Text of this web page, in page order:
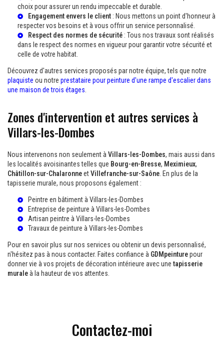
choix pour assurer un rendu impeccable et durable.
Engagement envers le client : Nous mettons un point d'honneur à
respecter vos besoins et à vous offrir un service personnalisé.
Respect des normes de sécurité : Tous nos travaux sont réalisés
dans le respect des normes en vigueur pour garantir votre sécurité et
celle de votre habitat.
Découvrez d'autres services proposés par notre équipe, tels que notre
plaquiste ou notre prestataire pour peinture d'une rampe d'escalier dans
une maison de trois étages.
Zones d'intervention et autres services à
Villars-les-Dombes
Nous intervenons non seulement àVillars-les-Dombes, mais aussi dans
les localités avoisinantes telles que Bourg-en-Bresse, Meximieux,
Châtillon-sur-ChalaronneetVillefranche-sur-Saône. En plus de la
tapisserie murale, nous proposons également :
Peintre en bâtiment à Villars-les-Dombes
Entreprise de peinture à Villars-les-Dombes
Artisan peintre à Villars-les-Dombes
Travaux de peinture à Villars-les-Dombes
Pour en savoir plus sur nos services ou obtenir un devis personnalisé,
n'hésitez pas à nous contacter. Faites confiance à GDMpeinturepour
donner vie à vos projets de décoration intérieure avec une tapisserie
muraleà la hauteur de vos attentes.
Contactez-moi